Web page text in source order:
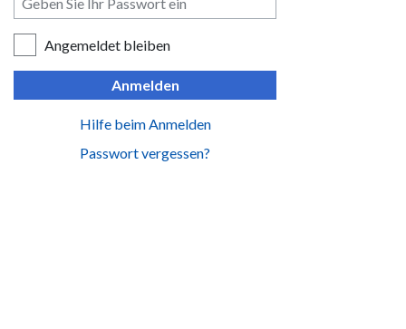
Angemeldet bleiben
Anmelden
Hilfe beim Anmelden
Passwort vergessen?